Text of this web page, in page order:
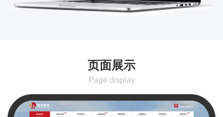
页面展示
Page display